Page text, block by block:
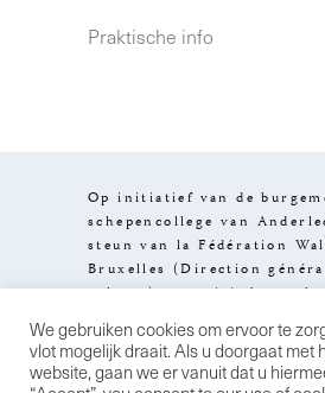
Praktische info
Op initiatief van de
schepencollege van
steun van la Fédération
Bruxelles (Direction
culture), van visit.brussels
het Brussels Hoofdstedelijk
Design byStereo
informatie Algemene
We gebruiken cookies om ervoor te
vlot mogelijk draait. Als u doorgaat met
website, gaan we er vanuit dat u